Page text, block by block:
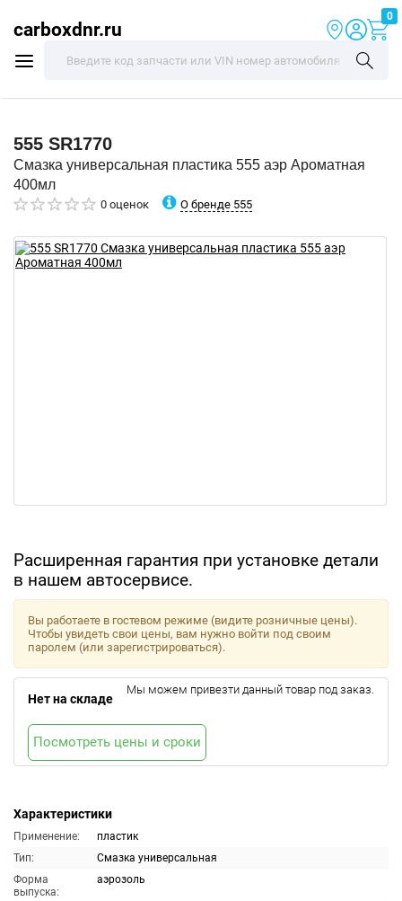
carboxdnr.ru
0
555 SR1770
Смазка универсальная пластика 555 аэр Ароматная
400мл
0 оценок О бренде 555
Расширенная гарантия при установке детали
в нашем автосервисе.
Характеристики
Применение:
пластик
Тип:
Смазка универсальная
Форма
выпуска:
аэрозоль
Вы работаете в гостевом режиме (видите розничные цены).
Чтобы увидеть свои цены, вам нужно войти под своим
паролем (или зарегистрироваться).
Нет на складе
Мы можем привезти данный товар под заказ.
Посмотреть цены и сроки